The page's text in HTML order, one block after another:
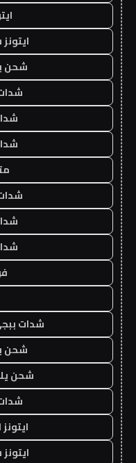
شحن
شدات
شحن
شحن